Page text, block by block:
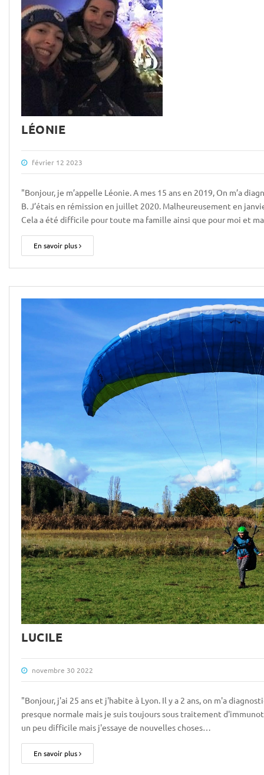
LÉONIE
février 12 2023
"Bonjour, je m’appelle Léonie. A mes 15 ans en 2019, On m’a
B. J’étais en rémission en juillet 2020. Malheureusement en
Cela a été difficile pour toute ma famille ainsi que pour moi et
En savoir plus
LUCILE
novembre 30 2022
"Bonjour, j'ai 25 ans et j'habite à Lyon. Il y a 2 ans, on m'a
presque normale mais je suis toujours sous traitement
un peu difficile mais j'essaye de nouvelles choses…
En savoir plus